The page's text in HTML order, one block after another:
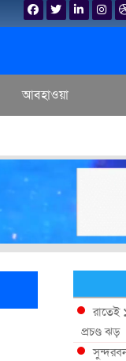
আবহাওয়া
রাতেই
প্রচণ্ড ঝড়